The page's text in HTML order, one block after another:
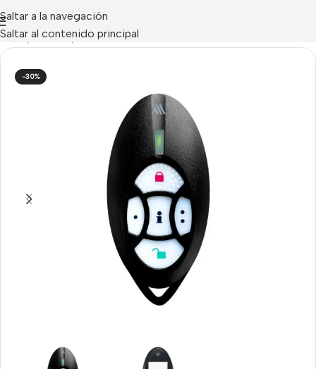
Saltar a la navegación
Saltar al contenido principal
Inicio Paradox/Elementos Vía Radio Serie M
-30%